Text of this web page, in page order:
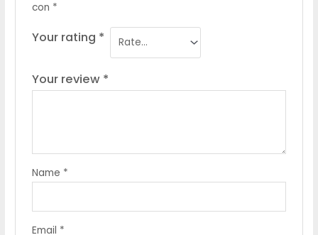
con *
Your rating *
Your review *
Name *
Email *